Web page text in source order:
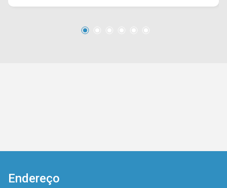
bancos, postos de saúde e entre outros tipos
equipe e agende a sua visita!! WhatsApp e
Endereço